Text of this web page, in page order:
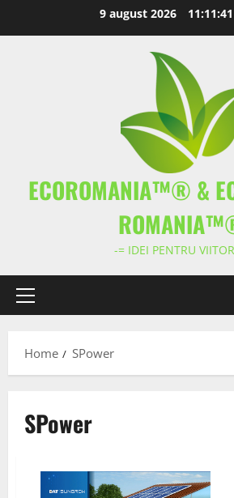
9 august 2026
ECOROMANIA™® &
-= IDEI PENTRU
Primary
Home SPower
SPower